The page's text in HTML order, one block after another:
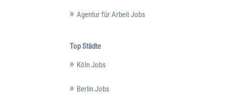
Agentur für Arbeit Jobs
Top Städte
Köln Jobs
Berlin Jobs